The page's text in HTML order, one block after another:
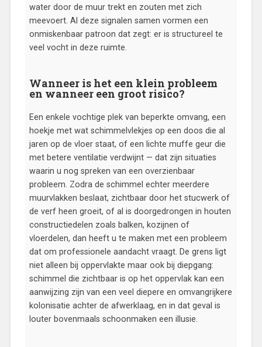
water door de muur trekt en zouten met zich
meevoert. Al deze signalen samen vormen een
onmiskenbaar patroon dat zegt: er is structureel te
veel vocht in deze ruimte.
Wanneer is het een klein probleem
en wanneer een groot risico?
Een enkele vochtige plek van beperkte omvang, een
hoekje met wat schimmelvlekjes op een doos die al
jaren op de vloer staat, of een lichte muffe geur die
met betere ventilatie verdwijnt — dat zijn situaties
waarin u nog spreken van een overzienbaar
probleem. Zodra de schimmel echter meerdere
muurvlakken beslaat, zichtbaar door het stucwerk of
de verf heen groeit, of al is doorgedrongen in houten
constructiedelen zoals balken, kozijnen of
vloerdelen, dan heeft u te maken met een probleem
dat om professionele aandacht vraagt. De grens ligt
niet alleen bij oppervlakte maar ook bij diepgang:
schimmel die zichtbaar is op het oppervlak kan een
aanwijzing zijn van een veel diepere en omvangrijkere
kolonisatie achter de afwerklaag, en in dat geval is
louter bovenmaals schoonmaken een illusie.